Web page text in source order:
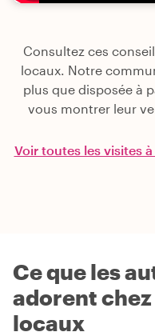
Consultez ces
locaux. Notre
plus que disposée à
vous montrer leur
Voir toutes les visites
Ce que les
adorent
locaux